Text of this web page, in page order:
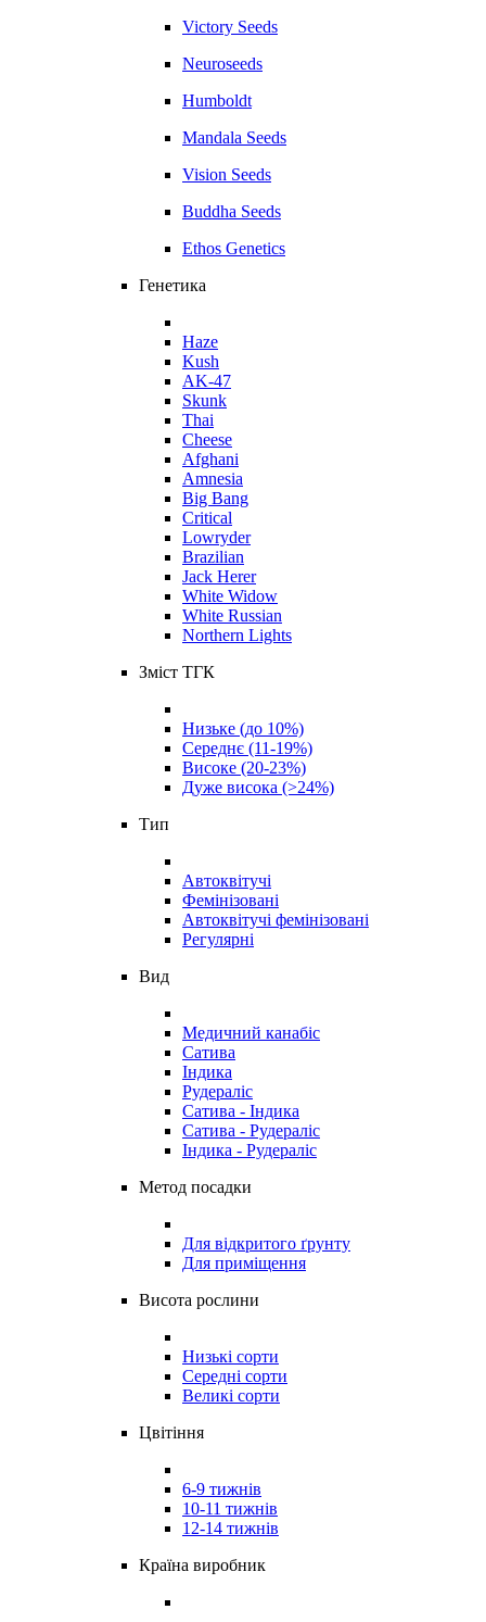
Victory Seeds
Neuroseeds
Humboldt
Mandala Seeds
Vision Seeds
Buddha Seeds
Ethos Genetics
Генетика
Haze
Kush
AK-47
Skunk
Thai
Cheese
Afghani
Amnesia
Big Bang
Critical
Lowryder
Brazilian
Jack Herer
White Widow
White Russian
Northern Lights
Зміст ТГК
Низьке (до 10%)
Середнє (11-19%)
Високе (20-23%)
Дуже висока (>24%)
Тип
Автоквітучі
Фемінізовані
Автоквітучі фемінізовані
Регулярні
Вид
Медичний канабіс
Сатива
Індика
Рудераліс
Сатива - Індика
Сатива - Рудераліс
Індика - Рудераліс
Метод посадки
Для відкритого ґрунту
Для приміщення
Висота рослини
Низькі сорти
Середні сорти
Великі сорти
Цвітіння
6-9 тижнів
10-11 тижнів
12-14 тижнів
Країна виробник